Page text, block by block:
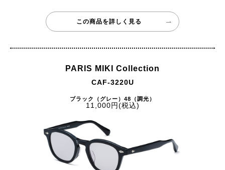
この商品を詳しく見る
PARIS MIKI Collection
CAF-3220U
ブラック（グレー）48（調光）
11,000円(税込)